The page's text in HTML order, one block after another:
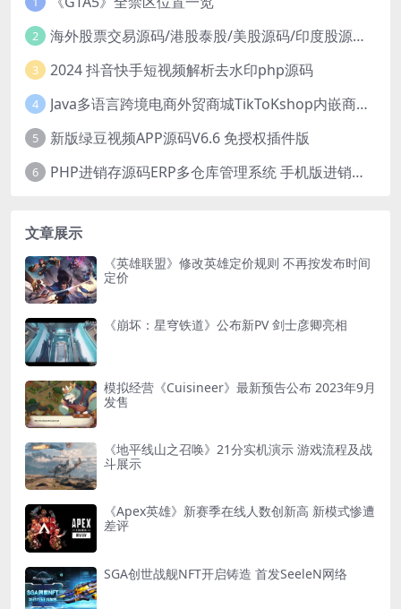
2 海外股票交易源码/港股泰股/美股源码/印度股源码/马拉西亚股票源码/国际股票配资
3 2024 抖音快手短视频解析去水印php源码
4 Java多语言跨境电商外贸商城TikToKshop内嵌商城I商家入驻I一键铺
5 新版绿豆视频APP源码V6.6 免授权插件版
6 PHP进销存源码ERP多仓库管理系统 手机版进销存 php网络版进销存小程序
文章展示
《英雄联盟》修改英雄定价规则 不再按发布时间
定价
《崩坏：星穹铁道》公布新PV 剑士彦卿亮相
模拟经营《Cuisineer》最新预告公布 2023年9月
发售
《地平线山之召唤》21分实机演示 游戏流程及战
斗展示
《Apex英雄》新赛季在线人数创新高 新模式惨遭
差评
SGA创世战舰NFT开启铸造 首发SeeleN网络